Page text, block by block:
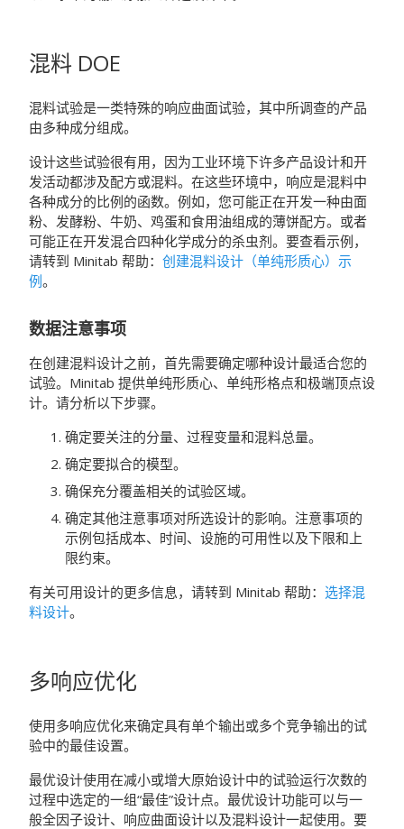
混料 DOE
混料试验是一类特殊的响应曲面试验，其中所调查的产品
由多种成分组成。
设计这些试验很有用，因为工业环境下许多产品设计和开
发活动都涉及配方或混料。在这些环境中，响应是混料中
各种成分的比例的函数。例如，您可能正在开发一种由面
粉、发酵粉、牛奶、鸡蛋和食用油组成的薄饼配方。或者
可能正在开发混合四种化学成分的杀虫剂。要查看示例，
请转到 Minitab 帮助： 创建混料设计（单纯形质心）示
例。
数据注意事项
在创建混料设计之前，首先需要确定哪种设计最适合您的
试验。 Minitab 提供单纯形质心、单纯形格点和极端顶点设
计。请分析以下步骤。
确定要关注的分量、过程变量和混料总量。
确定要拟合的模型。
确保充分覆盖相关的试验区域。
确定其他注意事项对所选设计的影响。注意事项的
示例包括成本、时间、设施的可用性以及下限和上
限约束。
有关可用设计的更多信息，请转到 Minitab 帮助： 选择混
料设计。
多响应优化
使用多响应优化来确定具有单个输出或多个竞争输出的试
验中的最佳设置。
最优设计使用在减小或增大原始设计中的试验运行次数的
过程中选定的一组“最佳”设计点。最优设计功能可以与一
般全因子设计、响应曲面设计以及混料设计一起使用。要